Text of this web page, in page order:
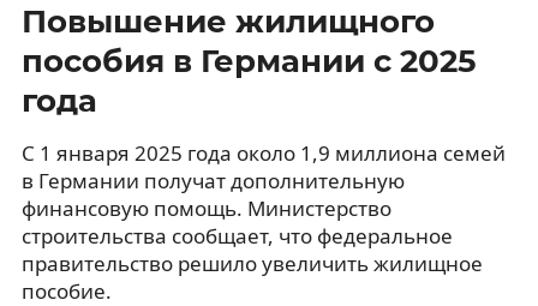
Повышение жилищного
пособия в Германии с 2025
года
С 1 января 2025 года около 1,9 миллиона семей
в Германии получат дополнительную
финансовую помощь. Министерство
строительства сообщает, что федеральное
правительство решило увеличить жилищное
пособие.